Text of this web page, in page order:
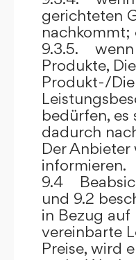
gerichteten
nachkommt;
9.3.5. wenn
Produkte,
Produkt-/
bedürfen, es
dadurch
Der
informieren.
9.4
und 9.2
in Bezug
vereinbarte
Preise, wird